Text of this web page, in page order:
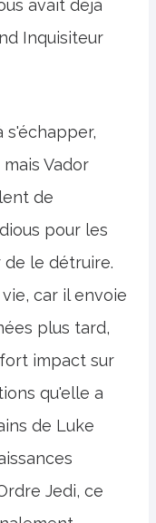
avait déjà
Inquisiteur
s'échapper,
Vador
de
pour les
de le détruire.
car il envoie
plus tard,
impact sur
qu'elle a
de Luke
Jedi, ce